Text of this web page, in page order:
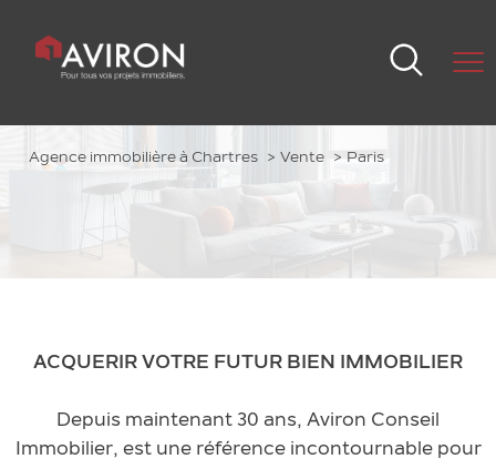
Agence immobilière à Chartres Vente Paris
ACQUERIR VOTRE FUTUR BIEN IMMOBILIER
Depuis maintenant 30 ans, Aviron Conseil
Immobilier, est une référence incontournable pour